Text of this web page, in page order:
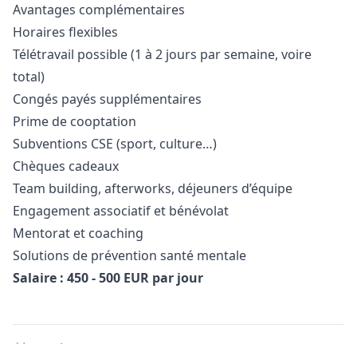
Avantages complémentaires
Horaires flexibles
Télétravail possible (1 à 2 jours par semaine, voire
total)
Congés payés supplémentaires
Prime de cooptation
Subventions CSE (sport, culture…)
Chèques cadeaux
Team building, afterworks, déjeuners d’équipe
Engagement associatif et bénévolat
Mentorat et coaching
Solutions de prévention santé mentale
Salaire : 450 - 500 EUR par jour